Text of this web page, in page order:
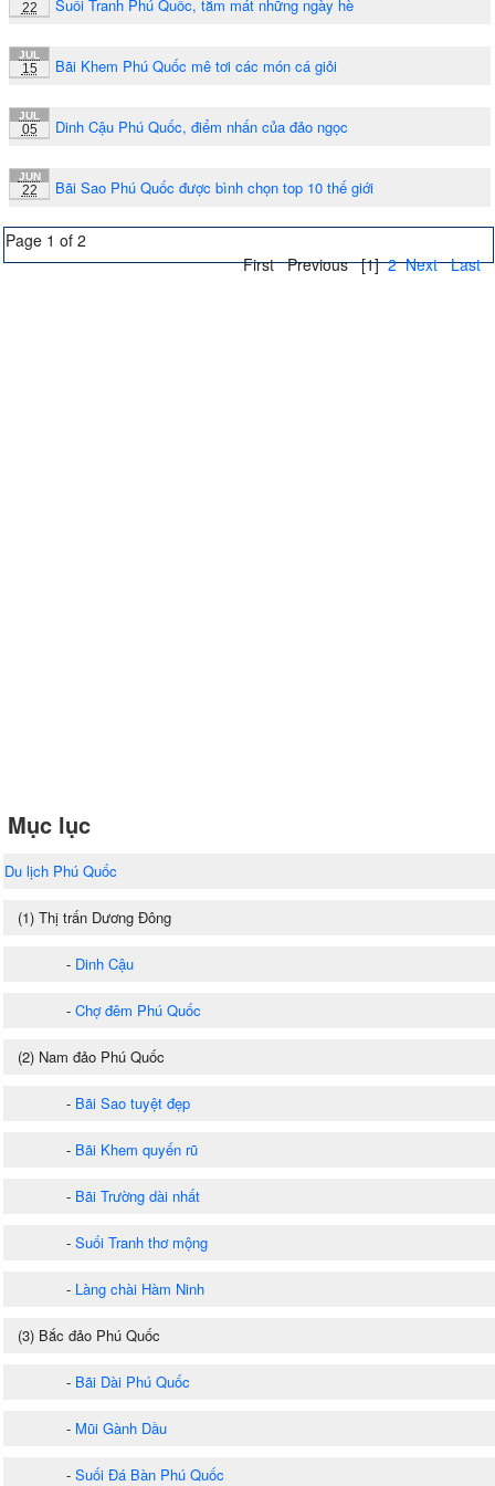
22 Suối Tranh Phú Quốc, tắm mát những ngày hè
JUL
15 Bãi Khem Phú Quốc mê tơi các món cá giỏi
JUL
05 Dinh Cậu Phú Quốc, điểm nhấn của đảo ngọc
JUN
22 Bãi Sao Phú Quốc được bình chọn top 10 thế giới
Page 1 of 2
First Previous [1] 2 Next Last
Mục lục
Du lịch Phú Quốc
(1) Thị trấn Dương Đông
- Dinh Cậu
- Chợ đêm Phú Quốc
(2) Nam đảo Phú Quốc
- Bãi Sao tuyệt đẹp
- Bãi Khem quyến rũ
- Bãi Trường dài nhất
- Suối Tranh thơ mộng
- Làng chài Hàm Ninh
(3) Bắc đảo Phú Quốc
- Bãi Dài Phú Quốc
- Mũi Gành Dầu
- Suối Đá Bàn Phú Quốc